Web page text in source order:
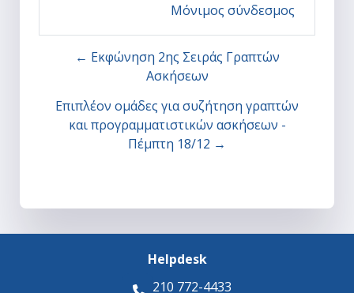
Μόνιμος σύνδεσμος
← Εκφώνηση 2ης Σειράς Γραπτών
Ασκήσεων
Επιπλέον ομάδες για συζήτηση γραπτών
και προγραμματιστικών ασκήσεων -
Πέμπτη 18/12 →
Helpdesk
210 772-4433